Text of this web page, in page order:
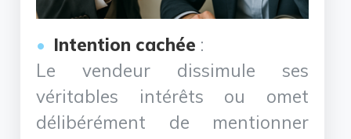
Intention cachée :
Le vendeur dissimule ses
véritables intérêts ou omet
délibérément de mentionner